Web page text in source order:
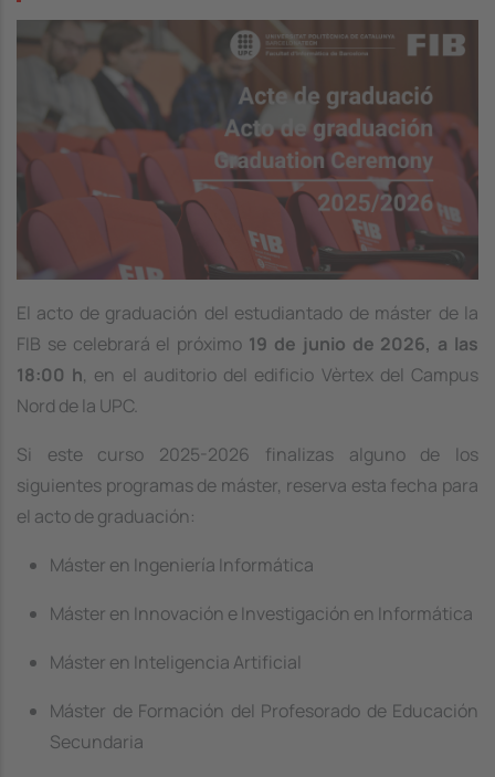
El acto de graduación del estudiantado de máster de la
FIB se celebrará el próximo 19 de junio de 2026, a las
18:00 h, en el auditorio del edificio Vèrtex del Campus
Nord de la UPC.
Si este curso 2025-2026 finalizas alguno de los
siguientes programas de máster, reserva esta fecha para
el acto de graduación:
Máster en Ingeniería Informática
Máster en Innovación e Investigación en Informática
Máster en Inteligencia Artificial
Máster de Formación del Profesorado de Educación
Secundaria